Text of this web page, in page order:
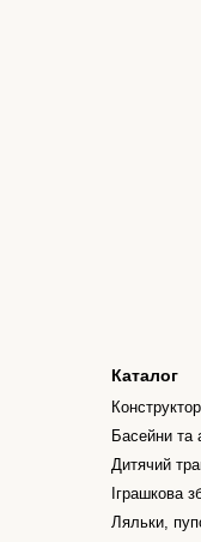
Каталог
Басейни та
Дитячий
Іграшкова
Ляльки,